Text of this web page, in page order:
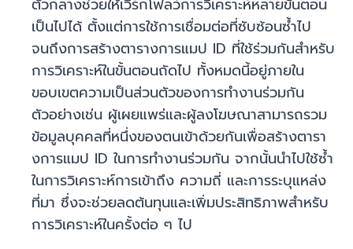
ตัวกลางช่วยให้เวิร์กโฟลว์การวิเคราะห์หลายขั้นตอน
เป็นไปได้ ตั้งแต่การใช้การเชื่อมต่อที่ซับซ้อนซ้ำไป
จนถึงการสร้างตารางการแมป ID ที่ใช้ร่วมกันสำหรับ
การวิเคราะห์ในขั้นตอนถัดไป ทั้งหมดนี้อยู่ภายใน
ขอบเขตความเป็นส่วนตัวของการทำงานร่วมกัน
ตัวอย่างเช่น ผู้เผยแพร่และผู้ลงโฆษณาสามารถรวม
ข้อมูลบุคคลที่หนึ่งของตนเข้าด้วยกันเพื่อสร้างตารา
งการแมป ID ในการทำงานร่วมกัน จากนั้นนำไปใช้ซ้ำ
ในการวิเคราะห์การเข้าถึง ความถี่ และการระบุแหล่ง
ที่มา ซึ่งจะช่วยลดต้นทุนและเพิ่มประสิทธิภาพสำหรับ
การวิเคราะห์ในครั้งต่อ ๆ ไป